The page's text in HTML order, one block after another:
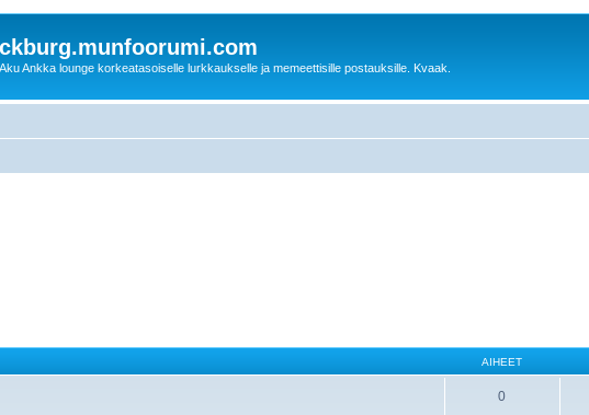
Ankka lounge korkeatasoiselle lurkkaukselle ja memeettisille postauksille. Kvaak.
AIHEET
0